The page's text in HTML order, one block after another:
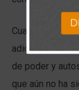
Cuando
adicciones,
de poder y
que aún no ha